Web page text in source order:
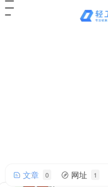
terobox
文章 0 网址 1